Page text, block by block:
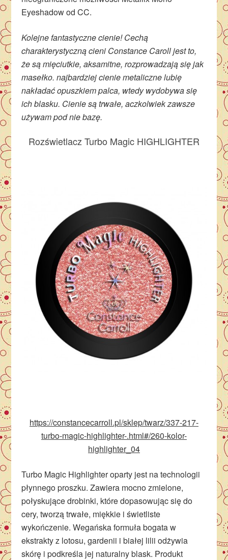
Eyeshadow od CC.
Kolejne fantastyczne cienie! Cechą
charakterystyczną cieni Constance Caroll jest to,
że są mięciutkie, aksamitne, rozprowadzają się jak
masełko. najbardziej cienie metaliczne lubię
nakładać opuszkiem palca, wtedy wydobywa się
ich blasku. Cienie są trwałe, aczkolwiek zawsze
używam pod nie bazę.
Rozświetlacz Turbo Magic HIGHLIGHTER
https://constancecarroll.pl/sklep/twarz/337-217-
turbo-magic-highlighter-.html#/260-kolor-
highlighter_04
Turbo Magic Highlighter oparty jest na technologii
płynnego proszku. Zawiera mocno zmielone,
połyskujące drobinki, które dopasowując się do
cery, tworzą trwałe, miękkie i świetliste
wykończenie. Wegańska formuła bogata w
ekstrakty z lotosu, gardenii i białej lilii odżywia
skórę i podkreśla jej naturalny blask. Produkt